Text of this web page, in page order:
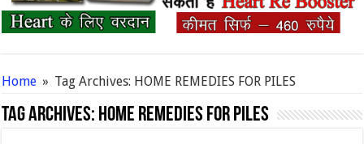
Home » Tag Archives: HOME REMEDIES FOR PILES
Tag Archives: HOME REMEDIES FOR PILES